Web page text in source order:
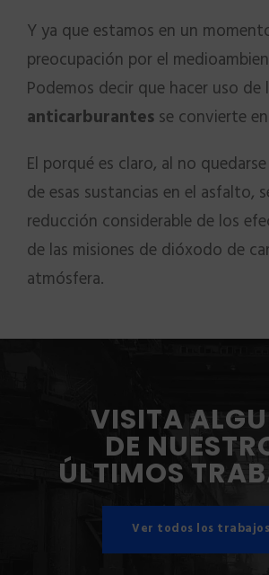
Y ya que estamos en un
preocupación por el
Podemos decir que hacer uso de
anticarburantes se convierte
El porqué es claro, al no
de esas sustancias en el asfalto,
reducción considerable de los
de las misiones de dióxodo de
atmósfera.
VISITA
DE
ÚLTIMOS
Ver todos los trabajos